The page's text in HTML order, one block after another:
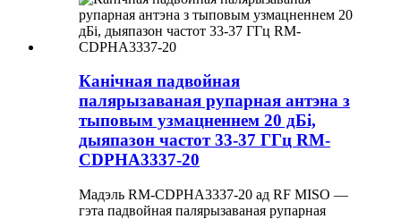
Канічная падвойная
палярызаваная рупарная антэна з
тыповым узмацненнем 20 дБі,
дыяпазон частот 33-37 ГГц RM-
CDPHA3337-20
Мадэль RM-CDPHA3337-20 ад RF MISO —
гэта падвойная палярызаваная рупарная